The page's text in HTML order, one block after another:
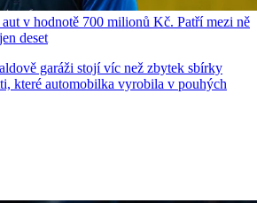
v hodnotě 700 milionů Kč. Patří mezi ně
deset
garáži stojí víc než zbytek sbírky
které automobilka vyrobila v pouhých